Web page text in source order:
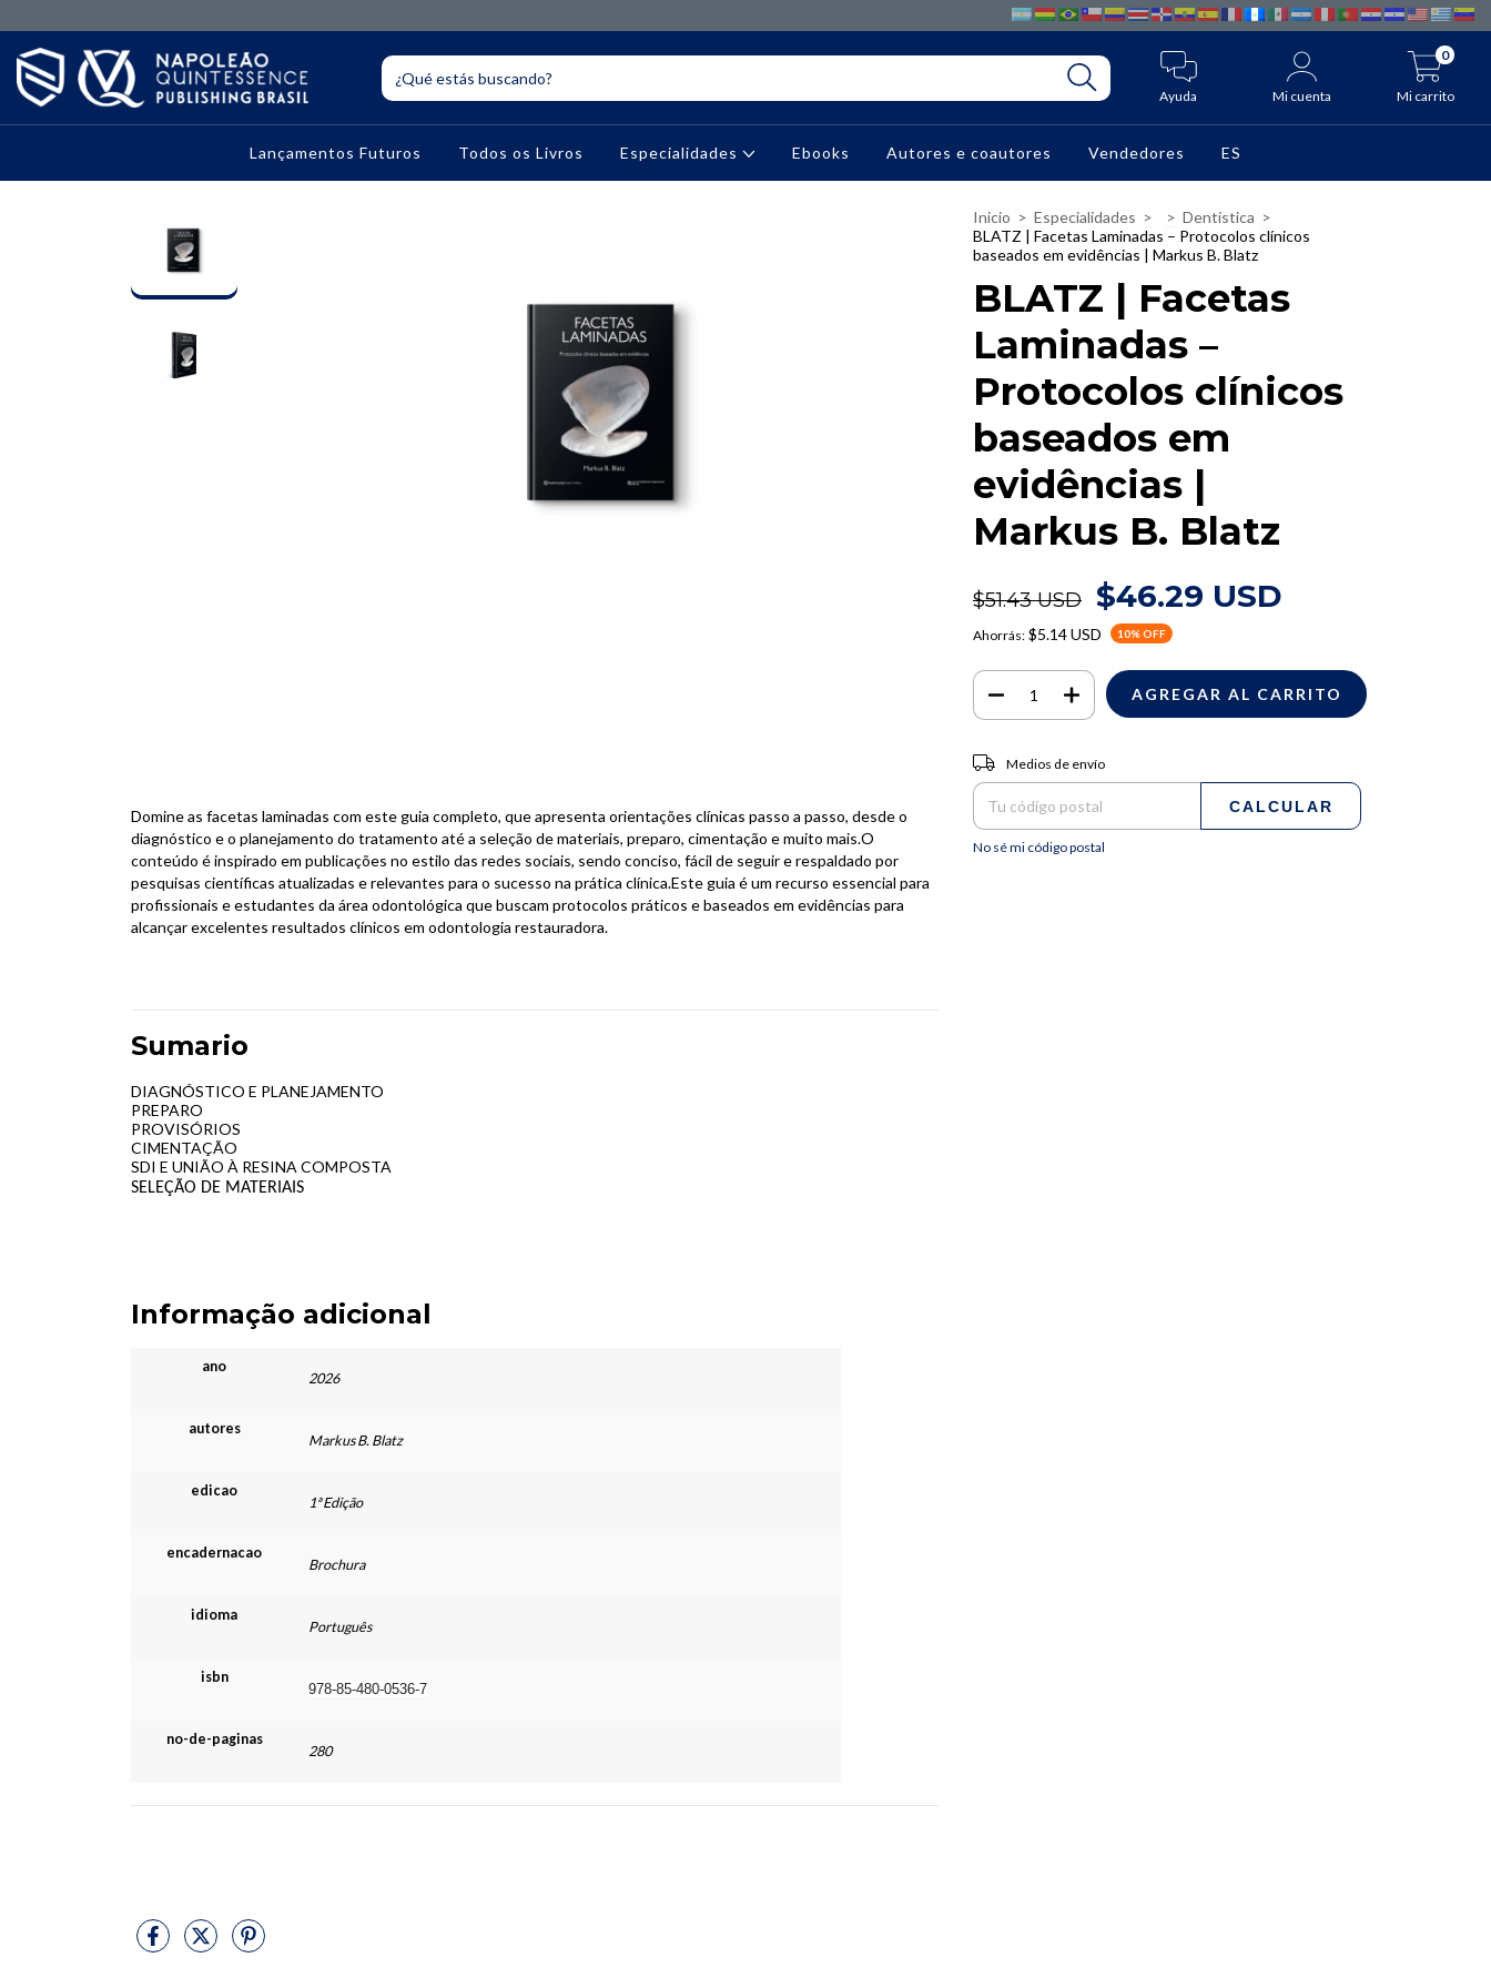
Ayuda Mi cuenta Mi carrito
0
Lançamentos Futuros Todos os Livros Especialidades Ebooks Autores e coautores Vendedores ES
Domine as facetas laminadas com este guia completo, que apresenta orientações clínicas passo a passo, desde o
diagnóstico e o planejamento do tratamento até a seleção de materiais, preparo, cimentação e muito mais.O
conteúdo é inspirado em publicações no estilo das redes sociais, sendo conciso, fácil de seguir e respaldado por
pesquisas científicas atualizadas e relevantes para o sucesso na prática clínica.Este guia é um recurso essencial para
profissionais e estudantes da área odontológica que buscam protocolos práticos e baseados em evidências para
alcançar excelentes resultados clínicos em odontologia restauradora.
Sumario
DIAGNÓSTICO E PLANEJAMENTO
PREPARO
PROVISÓRIOS
CIMENTAÇÃO
SDI E UNIÃO À RESINA COMPOSTA
SELEÇÃO DE MATERIAIS
Informação adicional
ano
2026
autores
Markus B. Blatz
edicao
1ª Edição
encadernacao
Brochura
idioma
Português
isbn
978-85-480-0536-7
no-de-paginas
280
Inicio > Especialidades > > Dentística >
BLATZ | Facetas Laminadas – Protocolos clínicos
baseados em evidências | Markus B. Blatz
BLATZ | Facetas
Laminadas –
Protocolos clínicos
baseados em
evidências |
Markus B. Blatz
$51.43 USD $46.29 USD
Ahorrás: $5.14 USD 10% OFF
Entregas para el CP:
Medios de envío
CALCULAR
No sé mi código postal